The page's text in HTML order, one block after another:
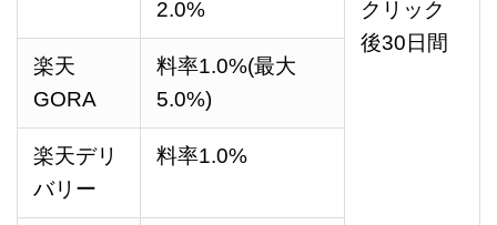
2.0%
クリック
後30日間
楽天
GORA
料率1.0%(最大
5.0%)
楽天デリ
バリー
料率1.0%